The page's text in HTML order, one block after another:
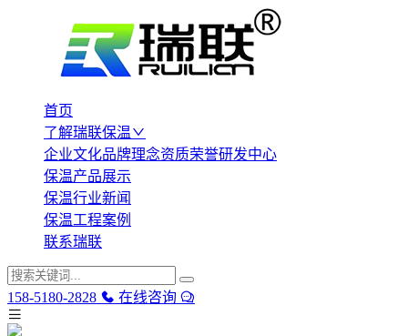
首页
了解瑞联保温
企业文化品牌理念资质荣誉研发中心
保温产品展示
保温行业新闻
保温工程案例
联系瑞联
158-5180-2828 在线咨询